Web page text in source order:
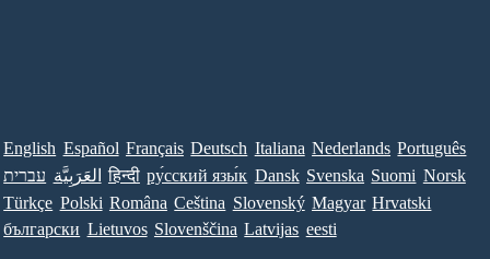
English Español Français Deutsch Italiana Nederlands Português
עברית العَرَبِيَّة हिन्दी ру́сский язы́к Dansk Svenska Suomi Norsk
Türkçe Polski Româna Ceština Slovenský Magyar Hrvatski
български Lietuvos Slovenščina Latvijas eesti